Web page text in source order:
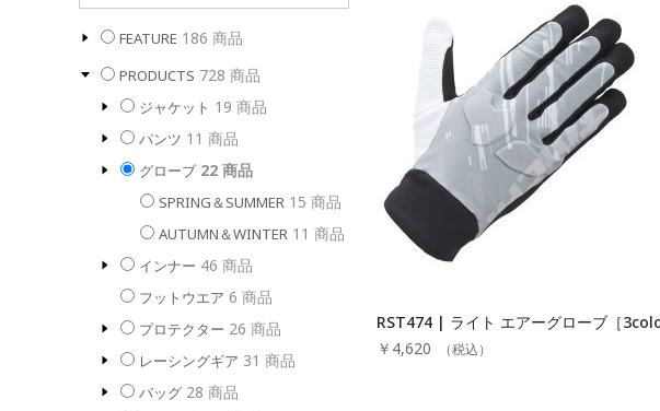
RST474 | ライト エアーグローブ［
￥4,620
（税込）
FEATURE 186 商品
PRODUCTS 728 商品
ジャケット 19 商品
パンツ 11 商品
グローブ 22 商品
SPRING＆SUMMER 15 商品
AUTUMN＆WINTER 11 商品
インナー 46 商品
フットウエア 6 商品
プロテクター 26 商品
レーシングギア 31 商品
バッグ 28 商品